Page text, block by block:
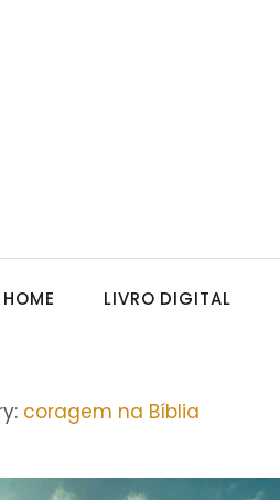
HOME LIVRO DIGITAL
coragem na Bíblia